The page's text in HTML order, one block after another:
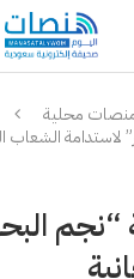
محلية
الشعاب